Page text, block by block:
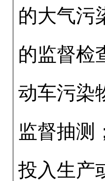
的大气污
的监督检
动车污染
监督抽测
投入生产